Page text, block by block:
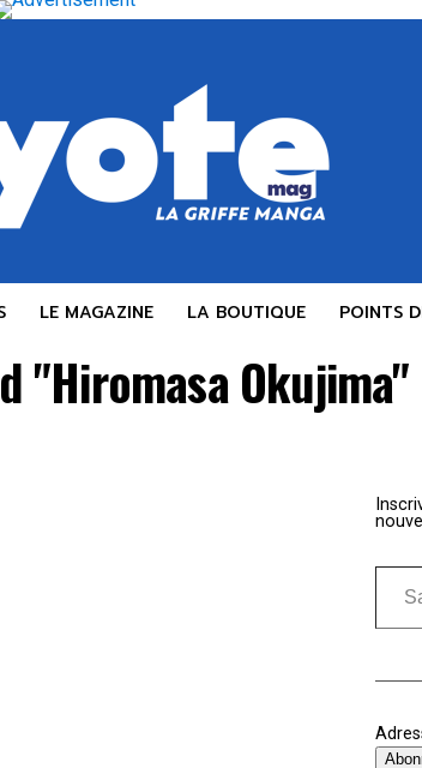
LE MAGAZINE LA BOUTIQUE POINTS
"Hiromasa Okujima"
Saisissez votre adresse e-mail…